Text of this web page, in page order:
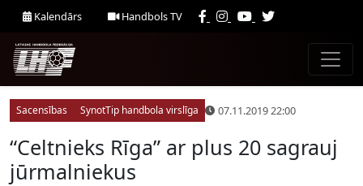
Kalendārs Handbols TV
Sacensības SynotTip handbola virslīga 07.11.2019 22:00
“Celtnieks Rīga” ar plus 20 sagrauj
jūrmalniekus